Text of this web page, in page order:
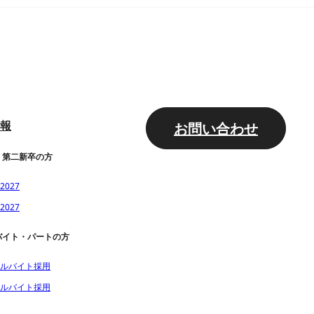
二新卒の方
ト・パートの方
バイト採用
バイト採用
お問い合わせ